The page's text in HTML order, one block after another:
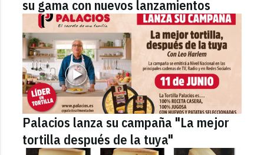
su gama con nuevos lanzamientos
Palacios lanza su campaña "La mejor
tortilla después de la tuya"